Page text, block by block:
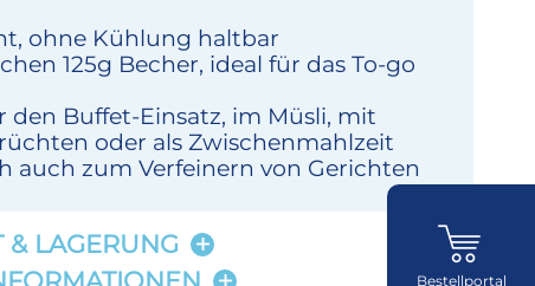
ohne Kühlung haltbar
125g Becher, ideal für das To-go
den Buffet-Einsatz, im Müsli, mit
oder als Zwischenmahlzeit
auch zum Verfeinern von Gerichten
& LAGERUNG
Bestellportal